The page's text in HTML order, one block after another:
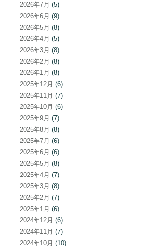
2026年7月 (5)
2026年6月 (9)
2026年5月 (8)
2026年4月 (5)
2026年3月 (8)
2026年2月 (8)
2026年1月 (8)
2025年12月 (6)
2025年11月 (7)
2025年10月 (6)
2025年9月 (7)
2025年8月 (8)
2025年7月 (6)
2025年6月 (6)
2025年5月 (8)
2025年4月 (7)
2025年3月 (8)
2025年2月 (7)
2025年1月 (6)
2024年12月 (6)
2024年11月 (7)
2024年10月 (10)